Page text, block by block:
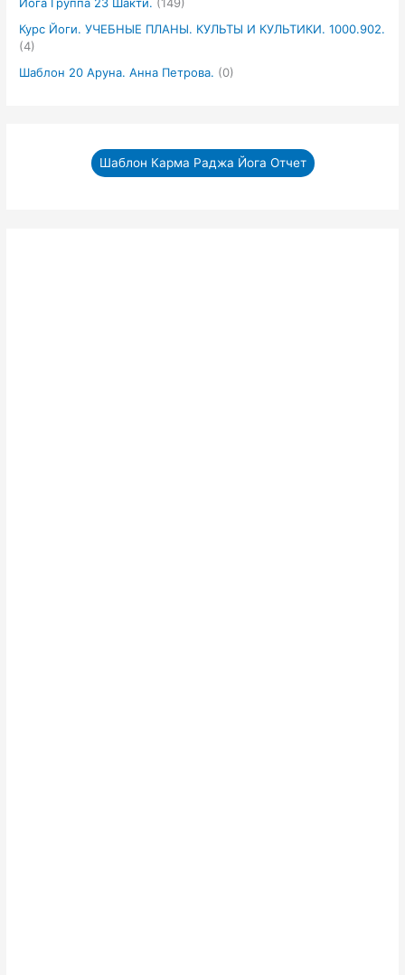
Курс Йоги. УЧЕБНЫЕ ПЛАНЫ. КУЛЬТЫ И КУЛЬТИКИ. 1000.902.
(4)
Шаблон 20 Аруна. Анна Петрова. (0)
Шаблон Карма Раджа Йога Отчет